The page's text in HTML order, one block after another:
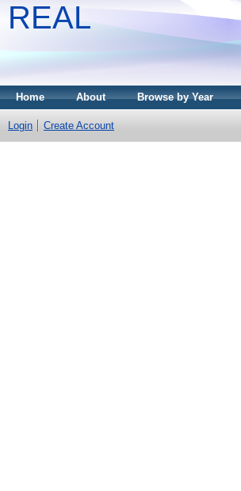
REAL
Home About Browse by Year
Login Create Account